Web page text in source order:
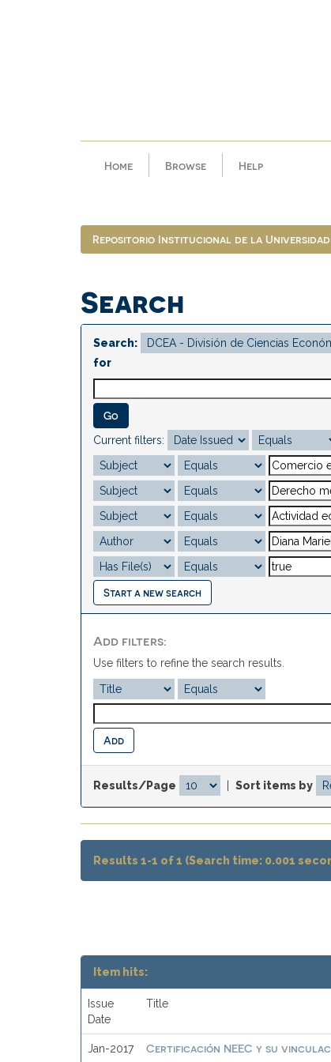
Home Browse Help
Repositorio Institucional de la
Search
Search:
for
Current filters:
Start a new search
Add filters:
Use filters to refine the search results.
Results/Page Sort items by
Results 1-1 of 1 (Search time: 0.001
Item hits:
Issue
Date
Title
Jan-2017
Certificación NEEC y su